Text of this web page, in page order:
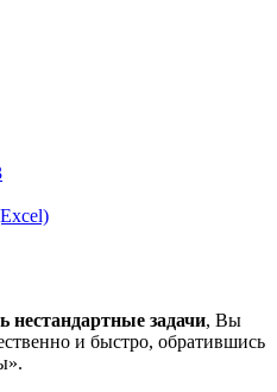
задачи, Вы
и быстро, обратившись